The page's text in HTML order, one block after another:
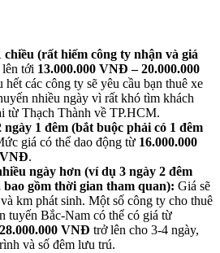
(rất hiếm công ty nhận và giá
lên tới 13.000.000 VNĐ – 20.000.000
hết các công ty sẽ yêu cầu bạn thuê xe
nhiều ngày vì rất khó tìm khách
từ Thạch Thành về TP.HCM.
1 đêm (bắt buộc phải có 1 đêm
giá có thể dao động từ 16.000.000
VNĐ.
ngày hơn (ví dụ 3 ngày 2 đêm
bao gồm thời gian tham quan): Giá sẽ
km phát sinh. Một số công ty cho thuê
tuyến Bắc-Nam có thể có giá từ
VNĐ trở lên cho 3-4 ngày,
và số đêm lưu trú.